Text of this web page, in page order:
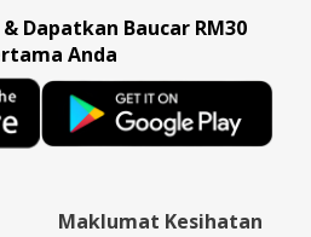
Dapatkan Baucar RM30
Anda
Maklumat Kesihatan